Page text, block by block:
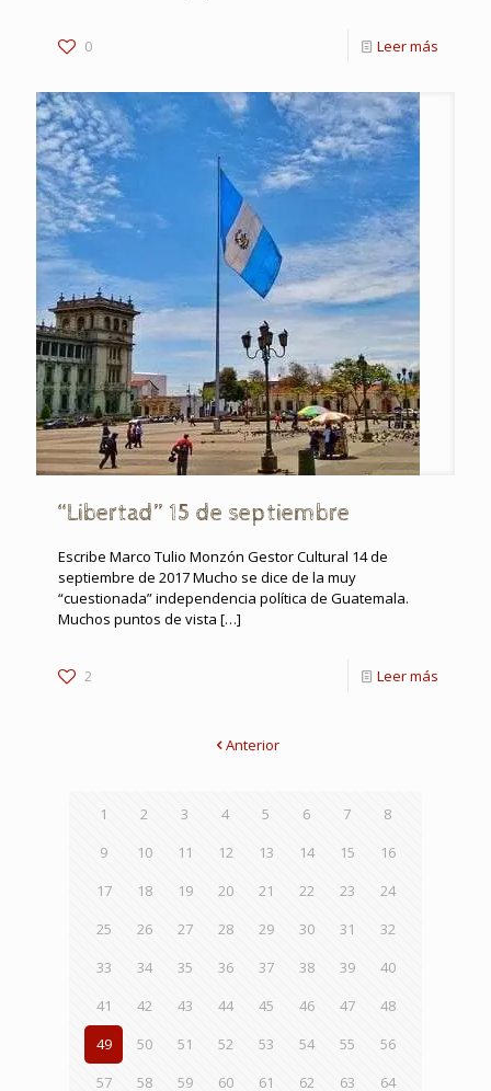
0 Leer más
“Libertad” 15 de septiembre
Escribe Marco Tulio Monzón Gestor Cultural 14 de
septiembre de 2017 Mucho se dice de la muy
“cuestionada” independencia política de Guatemala.
Muchos puntos de vista […]
2 Leer más
Anterior
1 2 3 4 5 6 7
8
9
10 11 12 13 14 15
16
17
18 19 20 21 22 23
24
25
26 27 28 29 30 31
32
33
34 35 36 37 38 39
40
41
42 43 44 45 46 47
48
49
50 51 52 53 54 55
56
57
58 59 60 61 62 63 64